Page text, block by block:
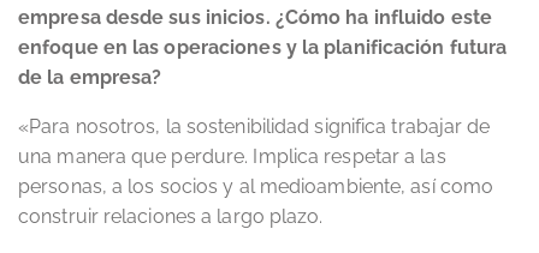
empresa desde sus inicios. ¿Cómo ha influido este
enfoque en las operaciones y la planificación futura
de la empresa?
«Para nosotros, la sostenibilidad significa trabajar de
una manera que perdure. Implica respetar a las
personas, a los socios y al medioambiente, así como
construir relaciones a largo plazo.